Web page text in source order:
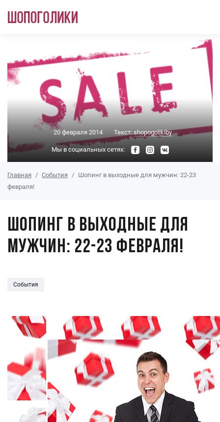
20 февраля 2014 Текст: shopogolikiby
Мы в социальных сетях:
Главная События
Шопинг в выходные для мужчин: 22-23
февраля!
Шопинг в выходные для
мужчин: 22-23 февраля!
События